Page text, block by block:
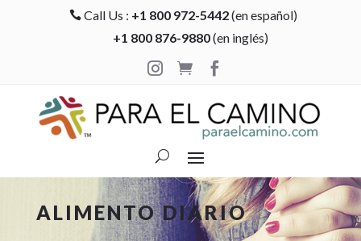
 Call Us : +1 800 972-5442(en español)
+1 800 876-9880(en inglés)

 
ALIMENTO DIARIO